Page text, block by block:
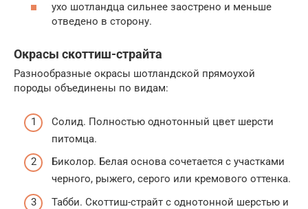
ухо шотландца сильнее заострено и меньше
отведено в сторону.
Окрасы скоттиш-страйта
Разнообразные окрасы шотландской прямоухой
породы объединены по видам:
Солид. Полностью однотонный цвет шерсти
питомца.
Биколор. Белая основа сочетается с участками
черного, рыжего, серого или кремового оттенка.
Табби. Скоттиш-страйт с однотонной шерстью и